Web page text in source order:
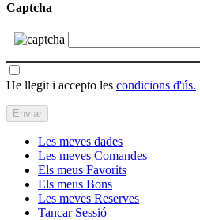
Captcha
He llegit i accepto les condicions d'ús.
Les meves dades
Les meves Comandes
Els meus Favorits
Els meus Bons
Les meves Reserves
Tancar Sessió